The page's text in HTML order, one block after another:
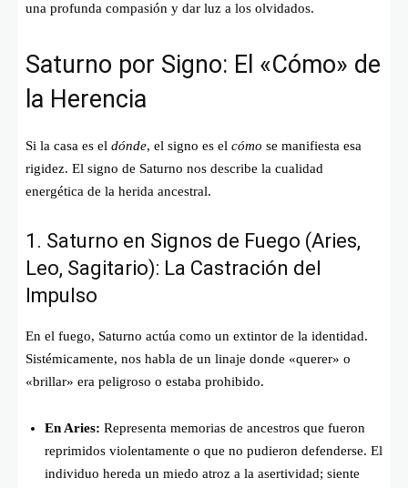
una profunda compasión y dar luz a los olvidados.
Saturno por Signo: El «Cómo» de
la Herencia
Si la casa es el dónde, el signo es el cómo se manifiesta esa
rigidez. El signo de Saturno nos describe la cualidad
energética de la herida ancestral.
1. Saturno en Signos de Fuego (Aries,
Leo, Sagitario): La Castración del
Impulso
En el fuego, Saturno actúa como un extintor de la identidad.
Sistémicamente, nos habla de un linaje donde «querer» o
«brillar» era peligroso o estaba prohibido.
En Aries: Representa memorias de ancestros que fueron
reprimidos violentamente o que no pudieron defenderse. El
individuo hereda un miedo atroz a la asertividad; siente